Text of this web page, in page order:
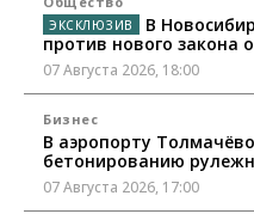
В
против нового закона
07 Августа 2026, 18:00
Бизнес
В аэропорту
бетонированию
07 Августа 2026, 17:00